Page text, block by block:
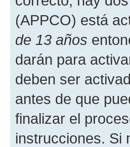
(APPCO) está
de 13 años
darán para
deben ser
antes de que
finalizar el
instrucciones. Si